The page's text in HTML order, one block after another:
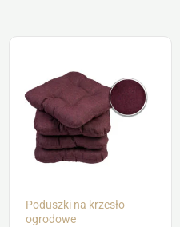
Poduszki na krzesło
ogrodowe